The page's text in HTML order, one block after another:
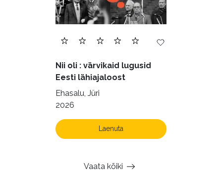
Nii oli : värvikaid lugusid
Eesti lähiajaloost
Ehasalu, Jüri
2026
Laenuta
Vaata kõiki